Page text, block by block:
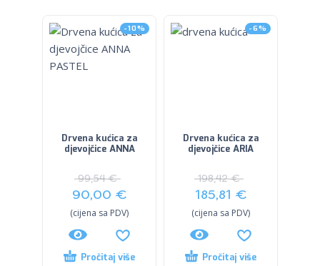
-10%
Drvena kućica za
djevojčice ANNA
99,54€
90,00 €
(cijena sa PDV)
Pročitaj više
-6%
Drvena kućica za
djevojčice ARIA
198,42€
185,81 €
(cijena sa PDV)
Pročitaj više